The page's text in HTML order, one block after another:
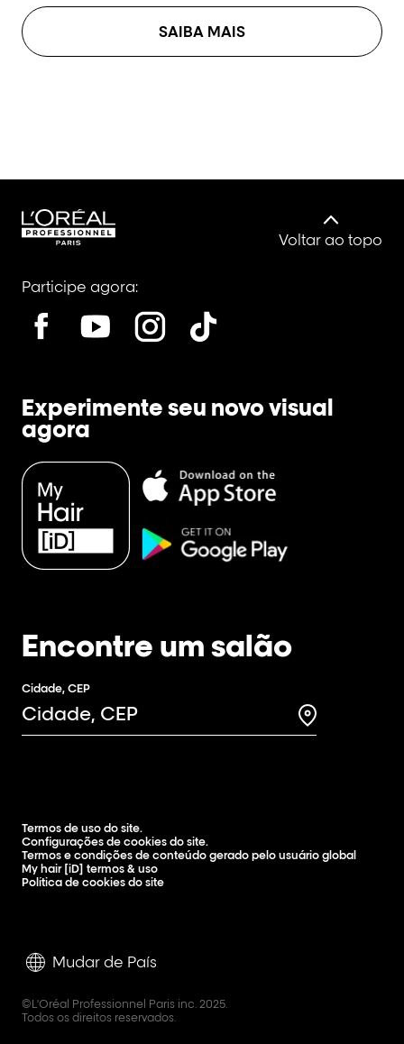
SAIBA MAIS
Voltar ao topo
Participe agora:
Experimente seu novo visual
agora
Encontre um salão
Cidade, CEP
Search for a
Mudar de País
©L'Oréal Professionnel Paris inc. 2025.
Todos os direitos reservados.
Termos de uso do site.
Configurações de cookies do site.
Termos e condições de conteúdo gerado pelo usuário global
My hair [iD] termos & uso
Política de cookies do site